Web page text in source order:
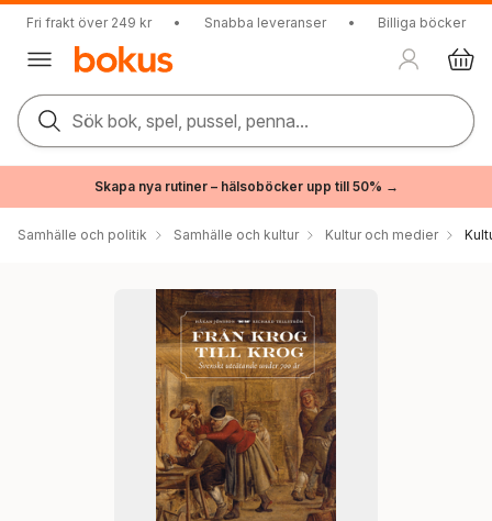
Fri frakt över 249 kr • Snabba leveranser • Billiga böcker
Sök bok, spel, pussel, penna...
Skapa nya rutiner – hälsoböcker upp till 50% →
Samhälle och politik Samhälle och kultur Kultur och medier